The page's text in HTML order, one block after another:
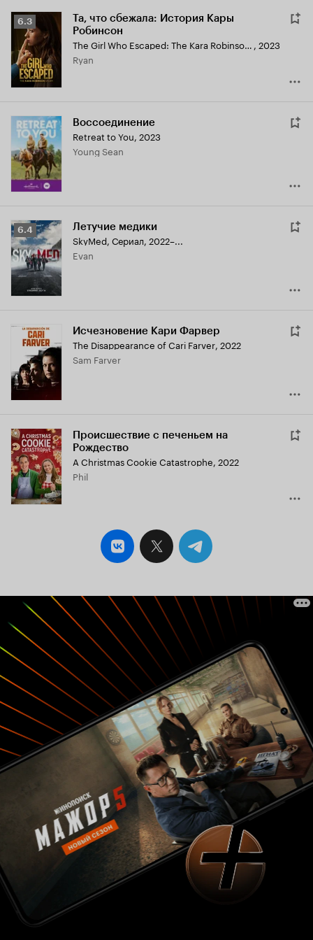
Рейтинг
Кинопоиска
6.3
6.3
Та, что сбежала: История Кары
Робинсон
The Girl Who Escaped: The Kara Robinson Story , 2023
Ryan
Воссоединение
Retreat to You, 2023
Young Sean
Рейтинг
Кинопоиска
6.4
6.4 Летучие медики
SkyMed, Сериал, 2022–...
Evan
Исчезновение Кари Фарвер
The Disappearance of Cari Farver, 2022
Sam Farver
Происшествие с печеньем на
Рождество
A Christmas Cookie Catastrophe, 2022
Phil